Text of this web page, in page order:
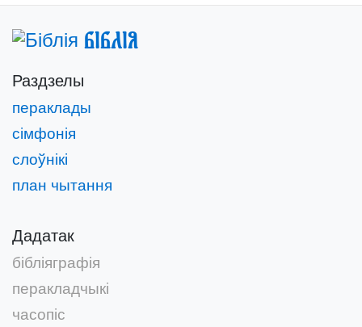
Біблія
Раздзелы
пераклады
сімфонія
слоўнікі
план чытання
Дадатак
бібліяграфія
перакладчыкі
часопіс